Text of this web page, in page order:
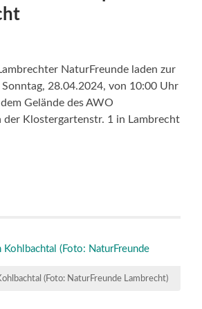
NaturFreunde laden zur
Sonntag, 28.04.2024, von 10:00 Uhr
Gelände des AWO
der Klostergartenstr. 1 in Lambrecht
(Foto: NaturFreunde Lambrecht)